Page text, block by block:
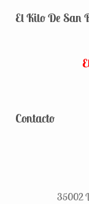
El Kilo De San
Contacto
35002